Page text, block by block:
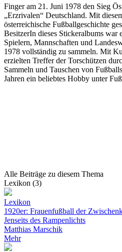
Finger am 21. Juni 1978 den Sieg
„Erzrivalen“ Deutschland. Mit
österreichische Fußballgeschichte
BesitzerIn dieses Stickeralbums war
Spielern, Mannschaften und
1978 vollständig zu sammeln. Mit
erzielten Treffer der Torschützen
Sammeln und Tauschen von
Jahren ein beliebtes Hobby unter
Alle Beiträge zu diesem Thema
Lexikon (3)
Lexikon
1920er: Frauenfußball der
Jenseits des Rampenlichts
Matthias Marschik
Mehr